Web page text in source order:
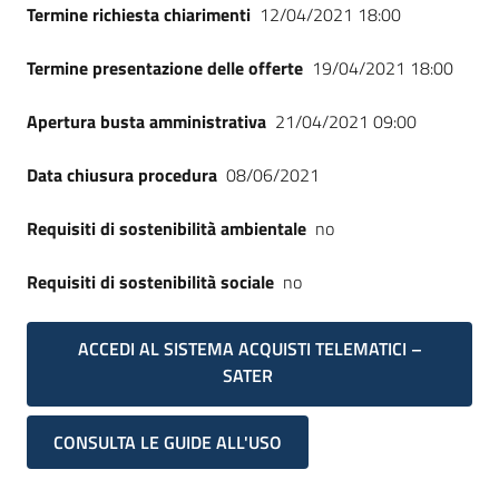
Termine richiesta chiarimenti 12/04/2021 18:00
Termine presentazione delle offerte 19/04/2021 18:00
Apertura busta amministrativa 21/04/2021 09:00
Data chiusura procedura 08/06/2021
Requisiti di sostenibilità ambientale no
Requisiti di sostenibilità sociale no
ACCEDI AL SISTEMA ACQUISTI TELEMATICI –
SATER
CONSULTA LE GUIDE ALL'USO